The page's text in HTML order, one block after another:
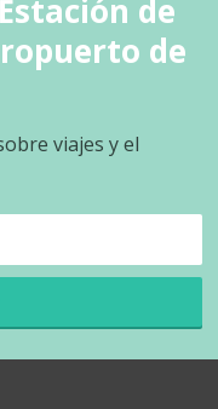
de
de
viajes y el